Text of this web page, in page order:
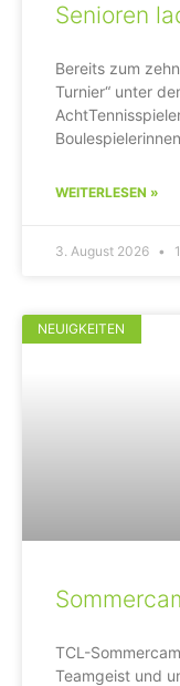
Senioren
Bereits zum
Turnier“ unter
WEITERLESEN »
3. August 2026
NEUIGKEITEN
TCL-
Teamgeist und